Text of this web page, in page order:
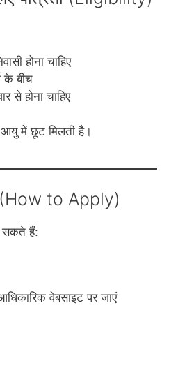
होना चाहिए
के बीच
से होना चाहिए
में छूट मिलती है।
to Apply)
हैं:
वेबसाइट पर जाएं